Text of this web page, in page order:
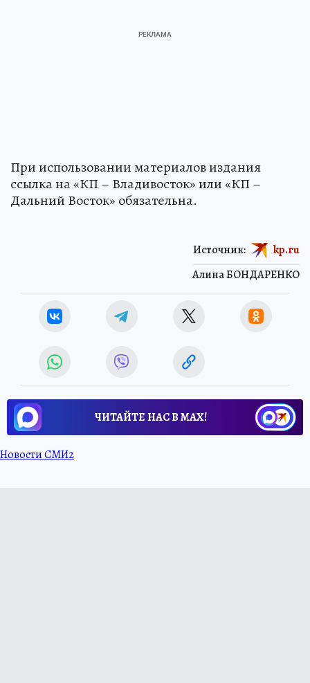
При использовании материалов издания
ссылка на «КП – Владивосток» или «КП –
Дальний Восток» обязательна.
Алина БОНДАРЕНКО
Источник: kp.ru
ЧИТАЙТЕ НАС В МАХ!
Новости СМИ2